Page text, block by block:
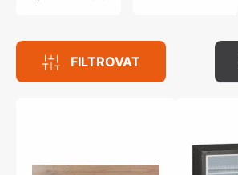
FILTROVAT